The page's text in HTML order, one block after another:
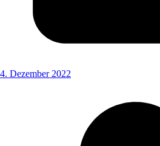
4. Dezember 2022